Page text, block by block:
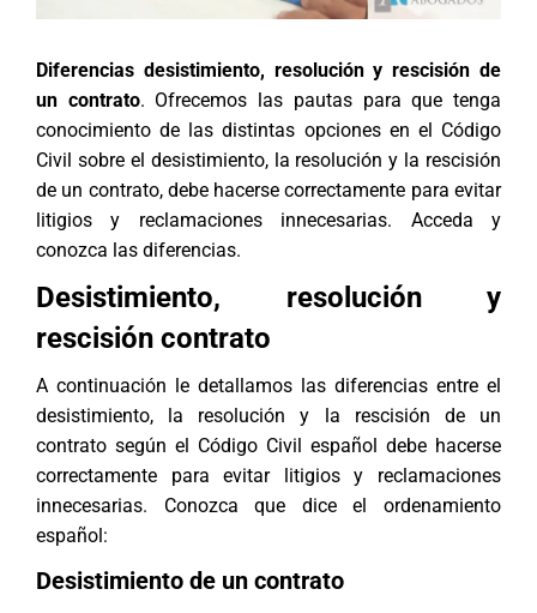
Diferencias desistimiento, resolución y rescisión de
un contrato. Ofrecemos las pautas para que tenga
conocimiento de las distintas opciones en el Código
Civil sobre el desistimiento, la resolución y la rescisión
de un contrato, debe hacerse correctamente para evitar
litigios y reclamaciones innecesarias. Acceda y
conozca las diferencias.
Desistimiento, resolución y
rescisión contrato
A continuación le detallamos las diferencias entre el
desistimiento, la resolución y la rescisión de un
contrato según el Código Civil español debe hacerse
correctamente para evitar litigiosy reclamaciones
innecesarias. Conozca que dice el ordenamiento
español:
Desistimiento de un contrato